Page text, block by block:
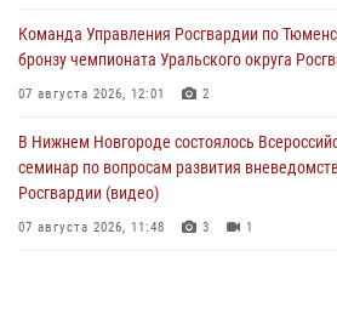
Команда Управления Росгвардии по
бронзу чемпионата Уральского округа
07 августа 2026, 12:01 2
В Нижнем Новгороде состоялось
семинар по вопросам развития
Росгвардии (видео)
07 августа 2026, 11:48 3 1